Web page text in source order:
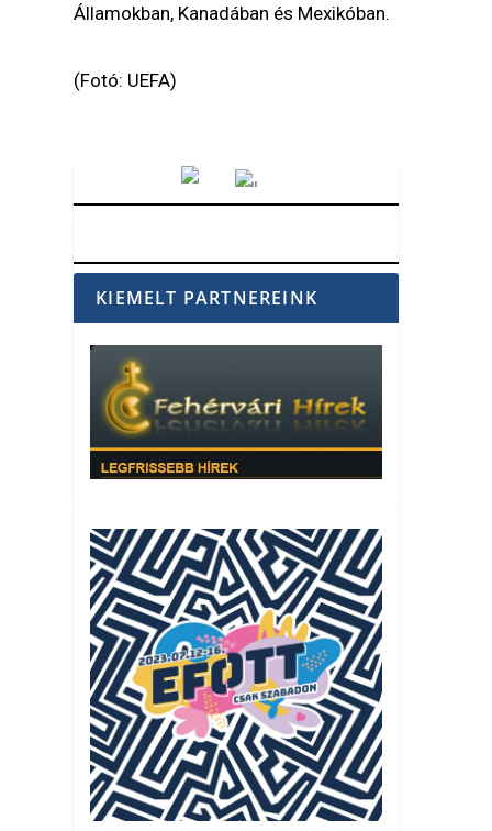
Államokban, Kanadában és Mexikóban.
(Fotó: UEFA)
KIEMELT PARTNEREINK